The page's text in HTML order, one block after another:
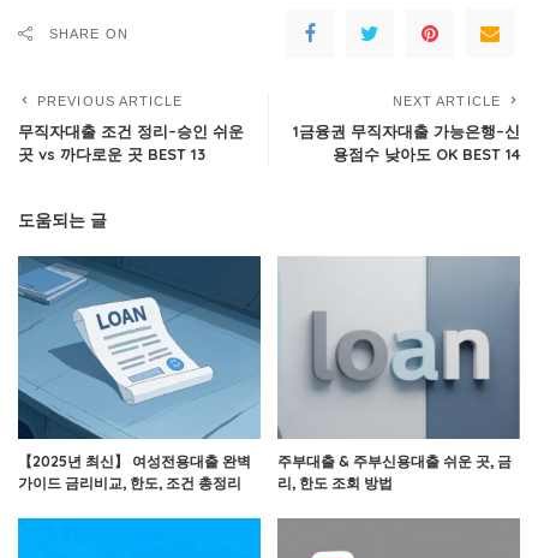
SHARE ON
PREVIOUS ARTICLE
무직자대출 조건 정리–승인 쉬운
곳 vs 까다로운 곳 BEST 13
NEXT ARTICLE
1금융권 무직자대출 가능은행–신
용점수 낮아도 OK BEST 14
도움되는 글
【2025년 최신】 여성전용대출 완벽
가이드 금리비교, 한도, 조건 총정리
주부대출 & 주부신용대출 쉬운 곳, 금
리, 한도 조회 방법